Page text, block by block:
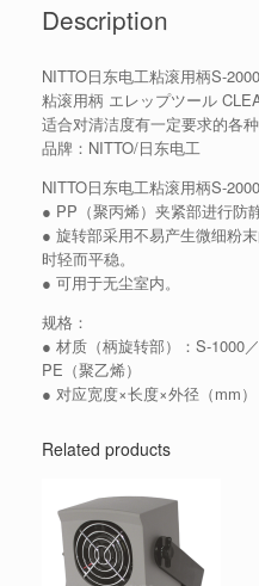
Description
NITTO日东电工粘滚用柄S-2000
粘滚用柄 エレップツール
适合对清洁度有一定要求的各
品牌：NITTO/日东电工
NITTO日东电工粘滚用柄S-
● PP（聚丙烯）夹紧部进行防
● 旋转部采用不易产生微细粉
时轻而平稳。
● 可用于无尘室内。
规格：
● 材质（柄旋转部）：S-1000
PE（聚乙烯）
● 对应宽度×长度×外径（mm
Related products